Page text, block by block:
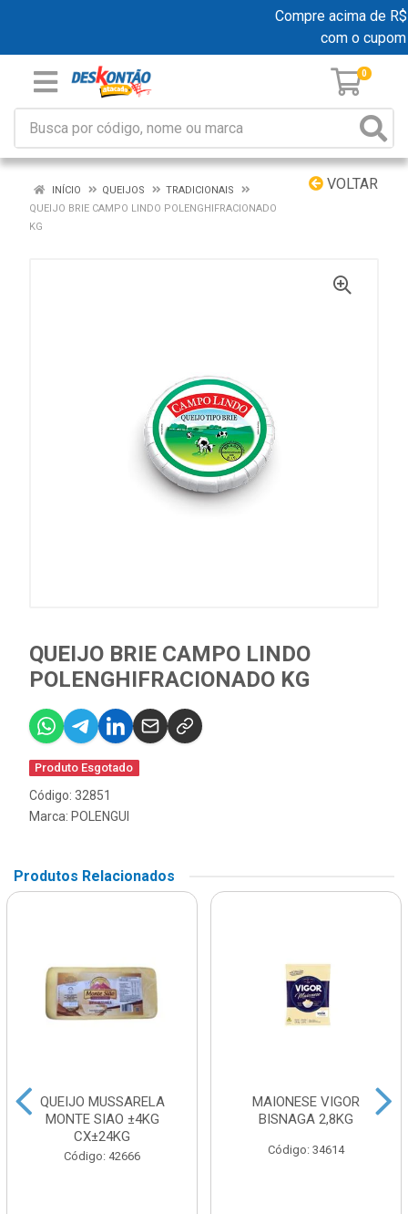
Compre acima de
com o cupom
0
VOLTAR
INÍCIO QUEIJOS
TRADICIONAIS
QUEIJO BRIE CAMPO LINDO POLENGHIFRACIONADO
KG
QUEIJO BRIE CAMPO LINDO
POLENGHIFRACIONADO KG
Produto Esgotado
Código: 32851
Marca: POLENGUI
Produtos Relacionados
QUEIJO MUSSARELA
MONTE SIAO ±4KG
CX±24KG
Código: 42666
MAIONESE VIGOR
BISNAGA 2,8KG
Código: 34614